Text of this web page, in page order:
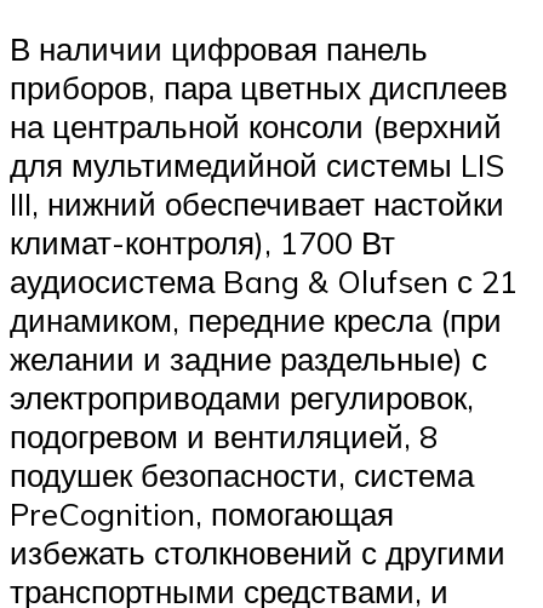
В наличии цифровая панель
приборов, пара цветных дисплеев
на центральной консоли (верхний
для мультимедийной системы LIS
III, нижний обеспечивает настойки
климат-контроля), 1700 Вт
аудиосистема Bang & Olufsen с 21
динамиком, передние кресла (при
желании и задние раздельные) с
электроприводами регулировок,
подогревом и вентиляцией, 8
подушек безопасности, система
PreCognition, помогающая
избежать столкновений с другими
транспортными средствами, и